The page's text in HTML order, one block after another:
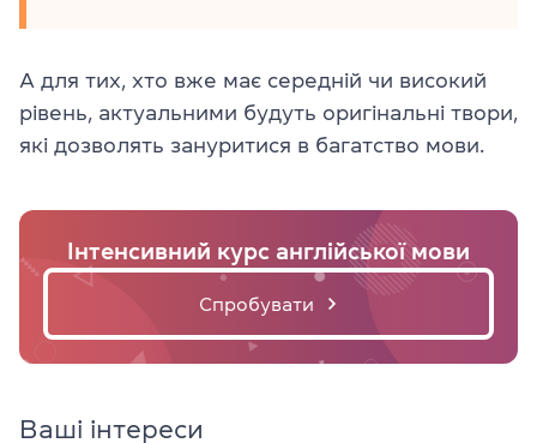
А для тих, хто вже має середній чи високий
рівень, актуальними будуть оригінальні твори,
які дозволять зануритися в багатство мови.
Інтенсивний курс англійської мови
Спробувати
Ваші інтереси